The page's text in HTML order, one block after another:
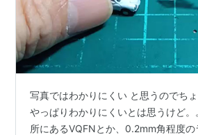
写真ではわかりにくい と思うのでち
やっぱりわかりにくいとは思うけど
所にあるVQFNとか、0.2mm角程度の